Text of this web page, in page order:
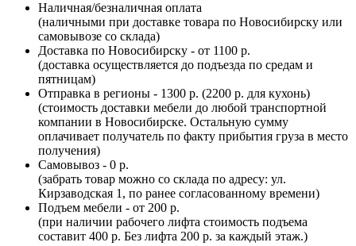
Наличная/безналичная оплата
(наличными при доставке товара по Новосибирску или
самовывозе со склада)
Доставка по Новосибирску - от 1100 р.
(доставка осуществляется до подъезда по средам и
пятницам)
Отправка в регионы - 1300 р. (2200 р. для кухонь)
(стоимость доставки мебели до любой транспортной
компании в Новосибирске. Остальную сумму
оплачивает получатель по факту прибытия груза в место
получения)
Самовывоз - 0 р.
(забрать товар можно со склада по адресу: ул.
Кирзаводская 1, по ранее согласованному времени)
Подъем мебели - от 200 р.
(при наличии рабочего лифта стоимость подъема
составит 400 р. Без лифта 200 р. за каждый этаж.)